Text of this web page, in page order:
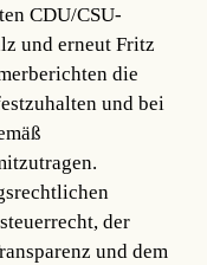
CDU/CSU-
und erneut Fritz
die
und bei
der
und dem